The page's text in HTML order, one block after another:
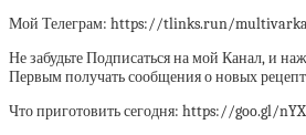
Мой Телеграм: https://tlinks.run/
Не забудьте Подписаться на мой Канал, и
Первым получать сообщения о новых
Что приготовить сегодня: https://goo.gl/